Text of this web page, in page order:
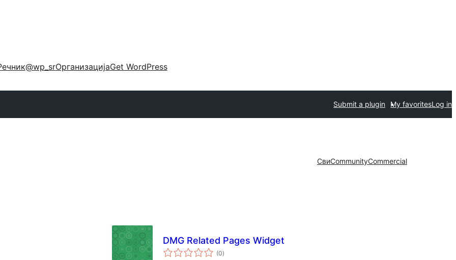
@wp_srОрганизацијаGet WordPress
Submit a plugin My favoritesLog in
СвиCommunityCommercial
DMG Related Pages Widget
(0укупних
оцена
)